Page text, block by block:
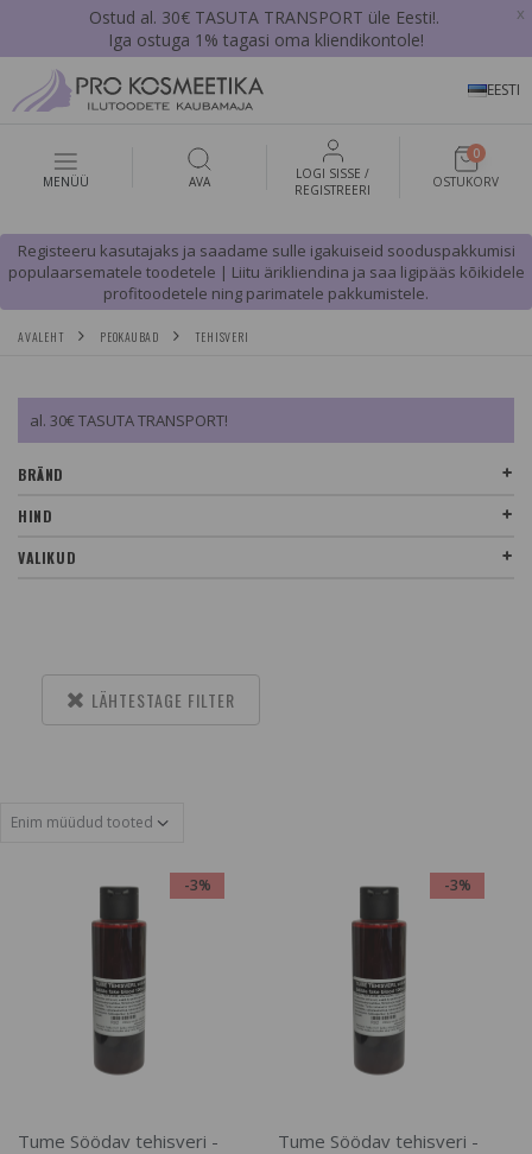
Ostud al. 30€ TASUTA TRANSPORT üle Eesti!.
Iga ostuga 1% tagasi oma kliendikontole!
x
EESTI
MENÜÜ AVA
LOGI SISSE /
REGISTREERI
0
OSTUKORV
Registeeru kasutajaks ja saadame sulle igakuiseid sooduspakkumisi
populaarsematele toodetele | Liitu ärikliendina ja saa ligipääs kõikidele
profitoodetele ning parimatele pakkumistele.
AVALEHT PEOKAUBAD TEHISVERI
al. 30€ TASUTA TRANSPORT!
BRÄND
HIND
VALIKUD
LÄHTESTAGE FILTER
-3%
Tume Söödav tehisveri -
-3%
Tume Söödav tehisveri -